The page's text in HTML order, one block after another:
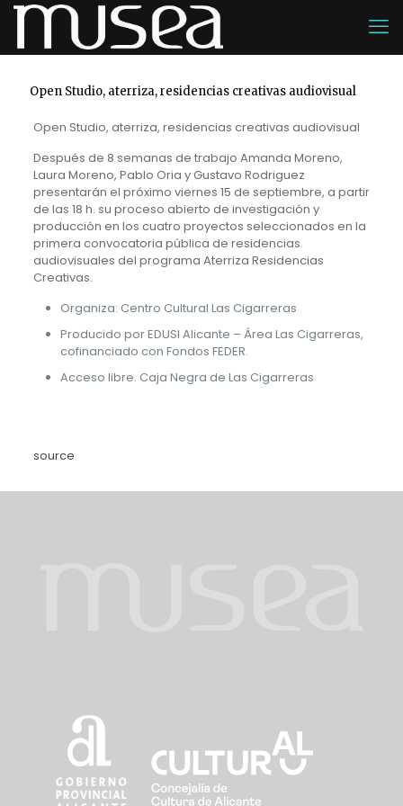
Open Studio, aterriza, residencias creativas audiovisual
Open Studio, aterriza, residencias creativas audiovisual
Después de 8 semanas de trabajo Amanda Moreno,
Laura Moreno, Pablo Oria y Gustavo Rodriguez
presentarán el próximo viernes 15 de septiembre, a partir
de las 18 h. su proceso abierto de investigación y
producción en los cuatro proyectos seleccionados en la
primera convocatoria pública de residencias
audiovisuales del programa Aterriza Residencias
Creativas.
Organiza: Centro Cultural Las Cigarreras
Producido por EDUSI Alicante – Área Las Cigarreras,
cofinanciado con Fondos FEDER.
Acceso libre. Caja Negra de Las Cigarreras
source